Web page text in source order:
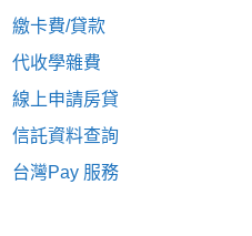
繳卡費/貸款
代收學雜費
線上申請房貸
信託資料查詢
台灣Pay 服務